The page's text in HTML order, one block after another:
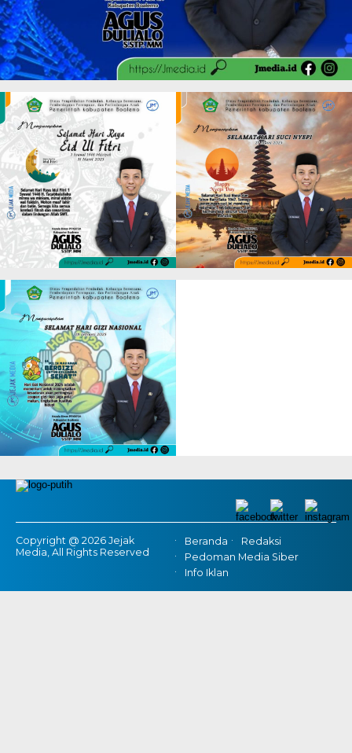
Copyright @ 2026 Jejak
Media, All Rights Reserved
Beranda
Redaksi
Pedoman Media Siber
Info Iklan